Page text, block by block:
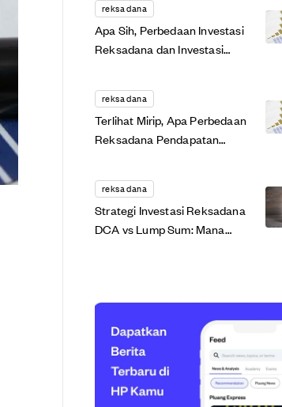
reksa dana
Apa Sih, Perbedaan Investasi
Reksadana dan Investasi
reksa dana
Terlihat Mirip, Apa Perbedaan
Reksadana Pendapatan
Terproteksi?
reksa dana
Strategi Investasi Reksadana
DCA vs Lump Sum: Mana